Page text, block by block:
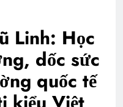
Linh: Học
dốc sức
quốc tế